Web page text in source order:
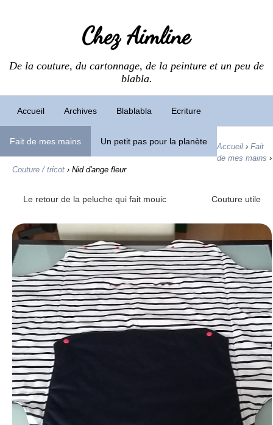
Chez Aimline
De la couture, du cartonnage, de la peinture et un peu de
blabla.
Accueil Archives Blablabla Ecriture
Fait de mes mains Un petit pas pour la planète
Accueil › Fait
de mes mains ›
Couture / tricot › Nid d'ange fleur
Le retour de la peluche qui fait mouic Couture utile